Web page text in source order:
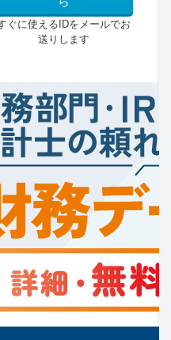
ぐに使えるIDをメールでお
送りします